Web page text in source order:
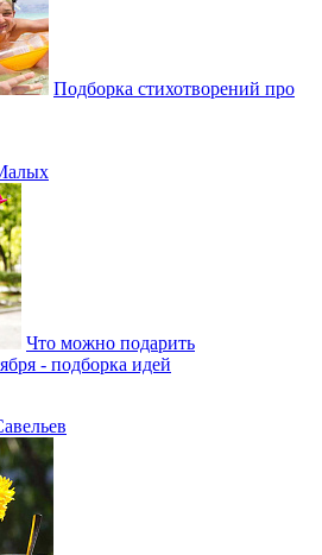
Подборка стихотворений про
Что можно подарить
- подборка идей